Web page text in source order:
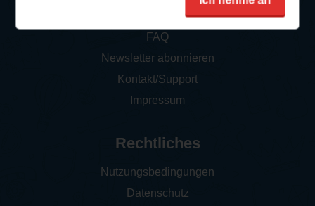
So funktioniert‘s
FAQ
Newsletter abonnieren
Kontakt/Support
Impressum
Rechtliches
Nutzungsbedingungen
Datenschutz